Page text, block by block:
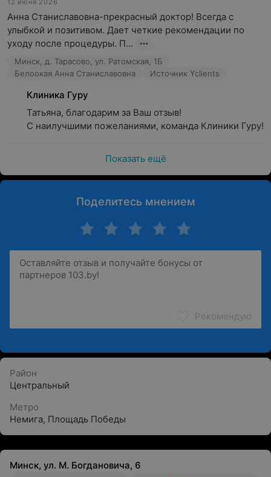
12 июня 2026
Анна Станиславовна-прекрасный доктор! Всегда с
улыбкой и позитивом. Дает четкие рекомендации по
уходу после процедуры. П...
Минск, д. Тарасово, ул. Ратомская, 1Б
Белоокая Анна Станиславовна
Источник Yclients
Клиника Гуру
Татьяна, благодарим за Ваш отзыв!
С наилучшими пожеланиями, команда Клиники Гуру!
Показать ещё
Поделитесь мнением
Рекомендую
Район
Центральный
Метро
Немига, Площадь Победы
Минск, ул. М. Богдановича, 6